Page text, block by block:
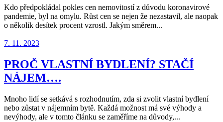
Kdo předpokládal pokles cen nemovitostí z důvodu koronavirové
pandemie, byl na omylu. Růst cen se nejen že nezastavil, ale naopak
o několik desítek procent vzrostl. Jakým směrem...
7. 11. 2023
PROČ VLASTNÍ BYDLENÍ? STAČÍ
NÁJEM….
Mnoho lidí se setkává s rozhodnutím, zda si zvolit vlastní bydlení
nebo zůstat v nájemním bytě. Každá možnost má své výhody a
nevýhody, ale v tomto článku se zaměříme na důvody,...